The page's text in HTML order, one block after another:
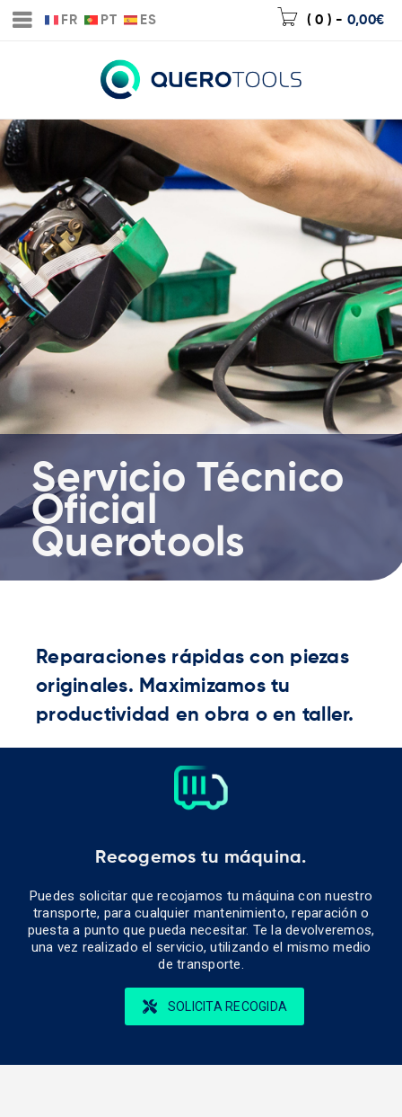
FR PT ES ( 0 ) - 0,00€
Servicio Técnico
Oficial
Querotools
Reparaciones rápidas con piezas
originales. Maximizamos tu
productividad en obra o en taller.
Recogemos tu máquina.
Puedes solicitar que recojamos tu máquina con nuestro
transporte, para cualquier mantenimiento, reparación o
puesta a punto que pueda necesitar. Te la devolveremos,
una vez realizado el servicio, utilizando el mismo medio
de transporte.
SOLICITA RECOGIDA